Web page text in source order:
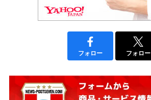
フォロー フォロー